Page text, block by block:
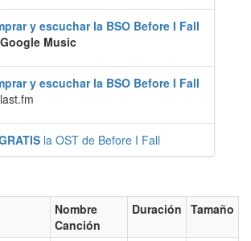
y escuchar la BSO Before I Fall
Google Music
y escuchar la BSO Before I Fall
la OST de Before I Fall
Nombre
Canción
Duración Tamaño